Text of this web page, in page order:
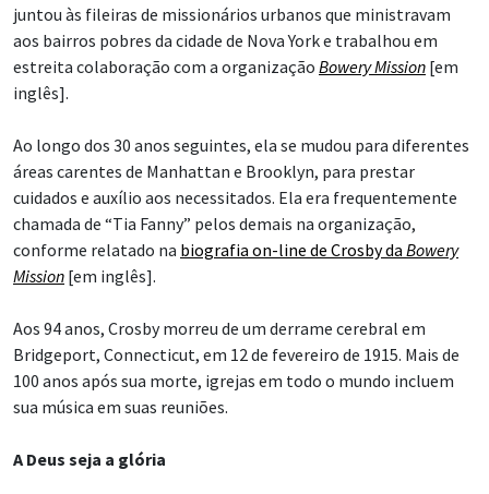
juntou às fileiras de missionários urbanos que ministravam
aos bairros pobres da cidade de Nova York e trabalhou em
estreita colaboração com a organização Bowery Mission [em
inglês].
Ao longo dos 30 anos seguintes, ela se mudou para diferentes
áreas carentes de Manhattan e Brooklyn, para prestar
cuidados e auxílio aos necessitados. Ela era frequentemente
chamada de “Tia Fanny” pelos demais na organização,
conforme relatado na biografia on-line de Crosby da Bowery
Mission [em inglês].
Aos 94 anos, Crosby morreu de um derrame cerebral em
Bridgeport, Connecticut, em 12 de fevereiro de 1915. Mais de
100 anos após sua morte, igrejas em todo o mundo incluem
sua música em suas reuniões.
A Deus seja a glória